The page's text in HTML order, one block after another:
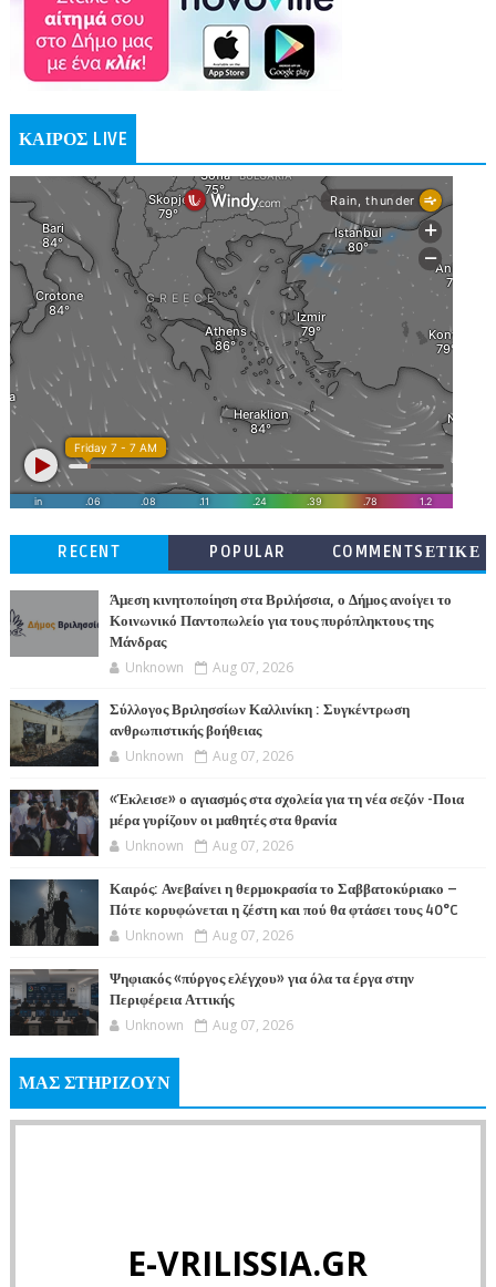
ΚΑΙΡΟΣ LIVE
RECENT POPULAR
COMMENTSΕΤΙΚΕ
Άμεση κινητοποίηση στα Βριλήσσια, ο Δήμος ανοίγει το
Κοινωνικό Παντοπωλείο για τους πυρόπληκτους της
Μάνδρας
Unknown Aug 07, 2026
Σύλλογος Βριλησσίων Καλλινίκη : Συγκέντρωση
ανθρωπιστικής βοήθειας
Unknown Aug 07, 2026
«Έκλεισε» ο αγιασμός στα σχολεία για τη νέα σεζόν -Ποια
μέρα γυρίζουν οι μαθητές στα θρανία
Unknown Aug 07, 2026
Καιρός: Ανεβαίνει η θερμοκρασία το Σαββατοκύριακο –
Πότε κορυφώνεται η ζέστη και πού θα φτάσει τους 40°C
Unknown Aug 07, 2026
Ψηφιακός «πύργος ελέγχου» για όλα τα έργα στην
Περιφέρεια Αττικής
Unknown Aug 07, 2026
ΜΑΣ ΣΤΗΡΙΖΟΥΝ
E-VRILISSIA.GR